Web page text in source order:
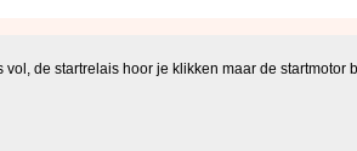
de startrelais hoor je klikken maar de